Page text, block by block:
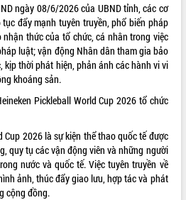
ngày 08/6/2026 của UBND tỉnh, các cơ
đẩy mạnh tuyên truyền, phổ biến pháp
thức của tổ chức, cá nhân trong việc
luật; vận động Nhân dân tham gia bảo
kịp thời phát hiện, phản ánh các hành vi vi
khoáng sản.
Pickleball World Cup 2026 tổ chức
Cup 2026 là sự kiện thể thao quốc tế được
quy tụ các vận động viên và những người
nước và quốc tế. Việc tuyên truyền về
ảnh, thúc đẩy giao lưu, hợp tác và phát
cộng đồng.